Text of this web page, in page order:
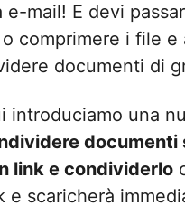
mail! E devi
comprimere i file
documenti di
introduciamo una
documenti
link e condividerlo
e scaricherà